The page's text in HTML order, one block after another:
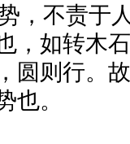
，不责于
，如转木
圆则行。
也。